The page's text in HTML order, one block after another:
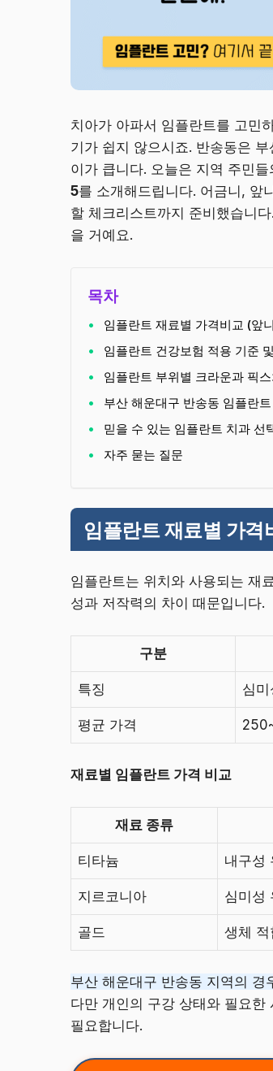
치아가 아파서 임플란트를 고민
기가 쉽지 않으시죠. 반송동은
이가 큽니다. 오늘은 지역 주민
5를 소개해드립니다. 어금니, 앞
할 체크리스트까지 준비했습니
을 거예요.
목차
임플란트 재료별 가격비교 (앞
임플란트 건강보험 적용 기준
임플란트 부위별 크라운과 픽
부산 해운대구 반송동 임플란
믿을 수 있는 임플란트 치과 선
자주 묻는 질문
임플란트 재료별 가
임플란트는 위치와 사용되는 재
성과 저작력의 차이 때문입니다.
구분
특징 심미
평균 가격
재료별 임플란트 가격 비교
재료 종류
티타늄 내구성
지르코니아 심미성
골드 생체 적
부산 해운대구 반송동 지역의
다만 개인의 구강 상태와 필요한
필요합니다.